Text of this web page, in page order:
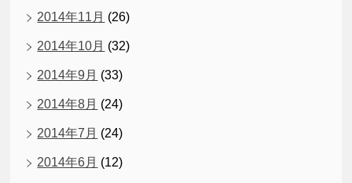
2014年11月 (26)
2014年10月 (32)
2014年9月 (33)
2014年8月 (24)
2014年7月 (24)
2014年6月 (12)